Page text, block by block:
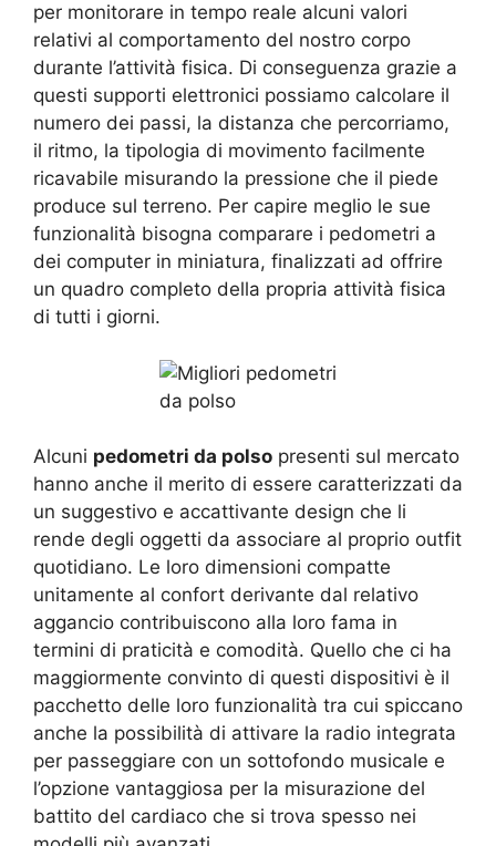
per monitorare in tempo reale alcuni valori
relativi al comportamento del nostro corpo
durante l’attività fisica. Di conseguenza grazie a
questi supporti elettronici possiamo calcolare il
numero dei passi, la distanza che percorriamo,
il ritmo, la tipologia di movimento facilmente
ricavabile misurando la pressione che il piede
produce sul terreno. Per capire meglio le sue
funzionalità bisogna comparare i pedometri a
dei computer in miniatura, finalizzati ad offrire
un quadro completo della propria attività fisica
di tutti i giorni.
Alcuni pedometri da polso presenti sul mercato
hanno anche il merito di essere caratterizzati da
un suggestivo e accattivante design che li
rende degli oggetti da associare al proprio outfit
quotidiano. Le loro dimensioni compatte
unitamente al confort derivante dal relativo
aggancio contribuiscono alla loro fama in
termini di praticità e comodità. Quello che ci ha
maggiormente convinto di questi dispositivi è il
pacchetto delle loro funzionalità tra cui spiccano
anche la possibilità di attivare la radio integrata
per passeggiare con un sottofondo musicale e
l’opzione vantaggiosa per la misurazione del
battito del cardiaco che si trova spesso nei